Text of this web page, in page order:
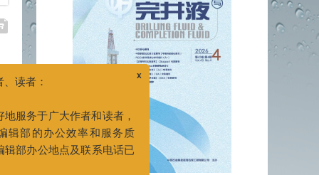
广大作者和读者，
公效率和服务质
地点及联系电话已
津经济技术开发区
石油天津大厦A517